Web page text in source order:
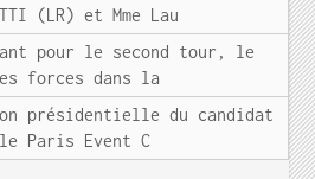
(LR) et Mme Lau
pour le second tour, le
forces dans la
présidentielle du candidat
le Paris Event C